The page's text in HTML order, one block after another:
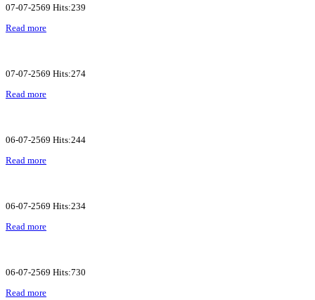
07-07-2569 Hits:239
Read more
07-07-2569 Hits:274
Read more
06-07-2569 Hits:244
Read more
06-07-2569 Hits:234
Read more
06-07-2569 Hits:730
Read more